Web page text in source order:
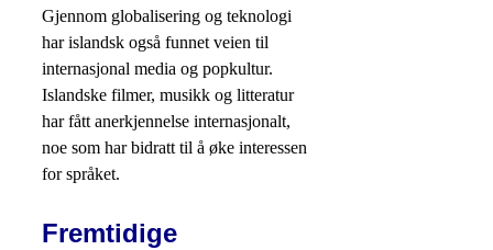
Gjennom globalisering og teknologi
har islandsk også funnet veien til
internasjonal media og popkultur.
Islandske filmer, musikk og litteratur
har fått anerkjennelse internasjonalt,
noe som har bidratt til å øke interessen
for språket.
Fremtidige